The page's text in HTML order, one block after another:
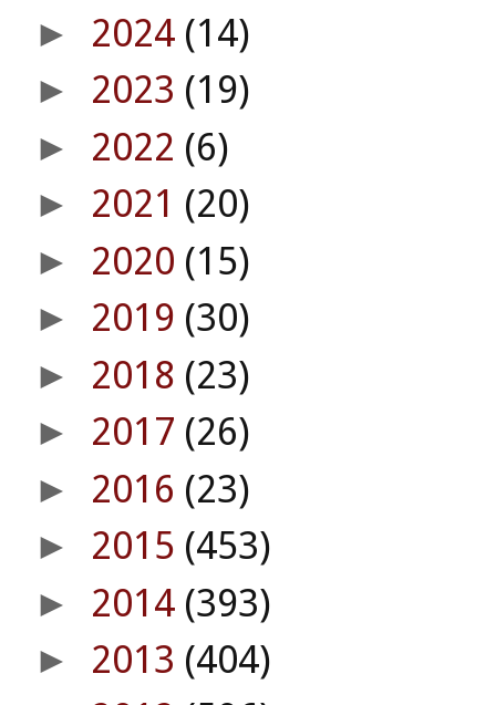
► 2024 (14)
► 2023 (19)
► 2022 (6)
► 2021 (20)
► 2020 (15)
► 2019 (30)
► 2018 (23)
► 2017 (26)
► 2016 (23)
► 2015 (453)
► 2014 (393)
► 2013 (404)